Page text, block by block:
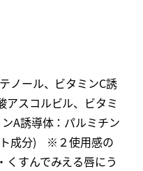
ノール、ビタミンC誘
アスコルビル、ビタミ
A誘導体：パルミチン
ト成分) ※２使用感の
すんでみえる唇にう